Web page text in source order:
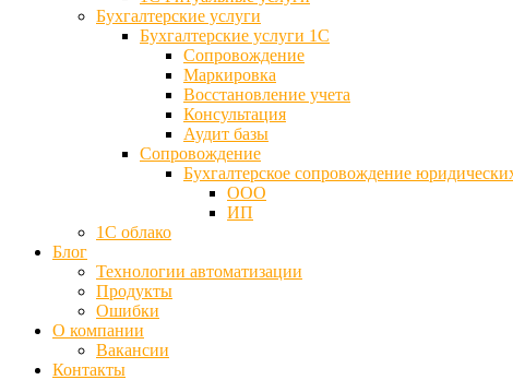
Бухгалтерские услуги
Бухгалтерские услуги 1С
Сопровождение
Маркировка
Восстановление учета
Консультация
Аудит базы
Cопровождение
Бухгалтерское сопровождение
ООО
ИП
1С облако
Блог
Технологии автоматизации
Продукты
Ошибки
О компании
Вакансии
Контакты